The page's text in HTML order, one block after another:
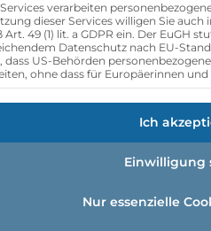
verarbeiten
dieser Services willigen Sie
Art. 49 (1) lit. a GDPR ein. Der EuGH
Datenschutz nach EU-
dass US-Behörden
ohne dass für Europäerinnen
Ich
Einwilligung
Nur essenzielle